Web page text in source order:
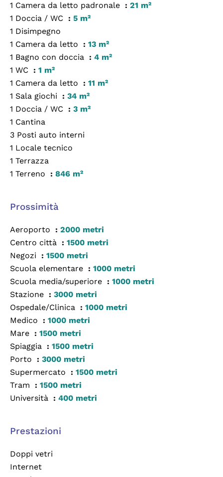
1 Camera da letto padronale
21 m²
1 Doccia / WC
5 m²
1 Disimpegno
1 Camera da letto
13 m²
1 Bagno con doccia
4 m²
1 WC
1 m²
1 Camera da letto
11 m²
1 Sala giochi
34 m²
1 Doccia / WC
3 m²
1 Cantina
3 Posti auto interni
1 Locale tecnico
1 Terrazza
1 Terreno
846 m²
Prossimità
Aeroporto
2000 metri
Centro città
1500 metri
Negozi
1500 metri
Scuola elementare
1000 metri
Scuola media/superiore
1000 metri
Stazione
3000 metri
Ospedale/Clinica
1000 metri
Medico
1000 metri
Mare
1500 metri
Spiaggia
1500 metri
Porto
3000 metri
Supermercato
1500 metri
Tram
1500 metri
Università
400 metri
Prestazioni
Doppi vetri
Internet